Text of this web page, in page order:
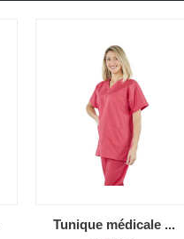
Tunique médicale ...